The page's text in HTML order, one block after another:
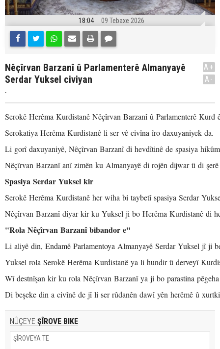
18:04 09 Tebaxe 2026
Nêçîrvan Barzanî û Parlamenterê Almanyayê
Serdar Yuksel civiyan
.
A+
A-
Serokê Herêma Kurdistanê Nêçîrvan Barzanî û Parlamenterê
Serokatiya Herêma Kurdistanê li ser vê civîna îro daxuyaniyek da.
Li gorî daxuyaniyê, Nêçîrvan Barzanî di hevdîtinê de spasiya
Nêçîrvan Barzanî anî zimên ku Almanyayê di rojên dijwar û di
Spasiya Serdar Yuksel kir
Serokê Herêma Kurdistanê her wiha bi taybetî spasiya Serdar
Nêçîrvan Barzanî diyar kir ku Yuksel ji bo Herêma Kurdistanê di
"Rola Nêçîrvan Barzanî bibandor e"
Li aliyê din, Endamê Parlamentoya Almanyayê Serdar Yuksel jî ji
Yuksel rola Serokê Herêma Kurdistanê ya li hundir û derveyî
Wî destnîşan kir ku rola Nêçîrvan Barzanî ya ji bo parastina
Di beşeke din a civînê de jî li ser rûdanên dawî yên herêmê û
NÛÇEYE ŞÎROVE BIKE